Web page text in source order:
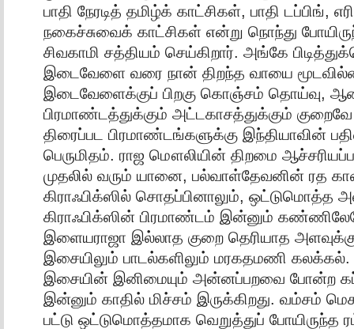
பாதி நேரடித் தமிழ்க் காட்சிகள், பாதி டப்பிங்,
நகைச்சுவைக் காட்சிகள் என்று நொந்து
சிவகாமி சத்தியம் செய்கிறார். அங்கே
இடைவேளை வரை நான் திறந்த வாயை
இடைவேளைக்குப் பிறகு கொஞ்சம் தொய்வு,
பிரமாண்டத்துக்கும் அட்டகாசத்துக்கும்
திரைப்பட பிரமாண்டங்களுக்கு இந்தியாவின்
பெருமிதம். ராஜ மௌலியின் திறமை
முதலில் வரும் யானை, பல்வாள்தேவனின் ரத
கிராஃபிக்ஸில் சொதப்பினாலும், ஒட்டுமொத்த
கிராஃபிக்ஸின் பிரமாண்டம் இன்னும்
இளையராஜா இல்லாத குறை தெரியாத
இசையிலும் பாடல்களிலும் மரகதமணி
இசையின் இனிமையும் அன்னப்பறவை போன்ற
இன்னும் காதில் மிச்சம் இருக்கிறது. வம்சம்
பட்டு ஒட்டுமொத்தமாக வெறுத்துப் போயிருந்த